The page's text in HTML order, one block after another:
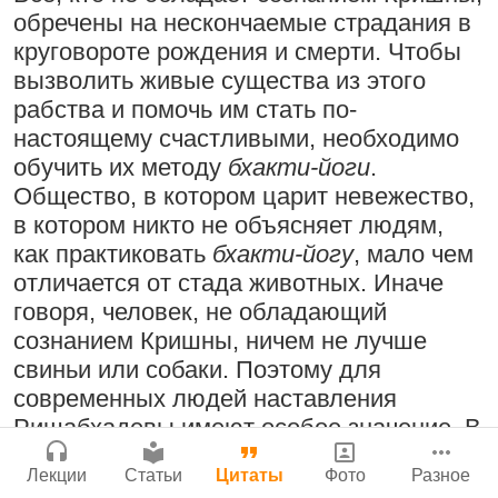
Бог, наука и атеизм, часть 2: Хвала
слушателям!
9:25 |17 июля 2024|
Атланта, Джорджия, США
Поклоняться Бхактивиноду Тхакуру,
исполняя его бхаджаны
1:14:02 |12 сентября
2008 |Бойсе, Айдахо, США
Радхарани — глава департамента
служений
1:05:35 | 7 сентября 2008|
Мы теряем нормальную жизнь и слава
Богу!
29 июля 2026|Васух|
Вишну-сахасра-нама
Богатство, которое не спрятать в
сундук
28 июля 2026|Васух
Вишну-сахасра-нама
Где живет Верховная Личность Бога?
Каков адрес Вишну?
обречены на нескончаемые страдания в
круговороте рождения и смерти. Чтобы
вызволить живые существа из этого
рабства и помочь им стать по-
настоящему счастливыми, необходимо
обучить их методу бхакти-йоги.
Общество, в котором царит невежество,
в котором никто не объясняет людям,
как практиковать бхакти-йогу, мало чем
отличается от стада животных. Иначе
говоря, человек, не обладающий
сознанием Кришны, ничем не лучше
свиньи или собаки. Поэтому для
современных людей наставления
Ришабхадевы имеют особое значение. В
наши дни человека воспитывают и
обучают так, чтобы он всю жизнь
Джанмаштами в Тбилиси 2025
Сайт
Войти| Регистрация | История версий
Инструкция
Лекции Статьи Цитаты Фото Разное